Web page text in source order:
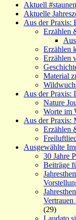
Aktuell
Aktuelle
Aus der Praxis:
Erzählen
Erzählen
Erzählen
Material
Aus der Praxis:
Nature
Worte im
Aus der Praxis:
Erzählen
Ausgewählte
30 Jahre
Beiträge
(29)
Laudato